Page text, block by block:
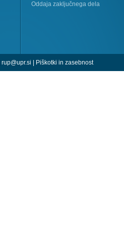
Oddaja zaključnega dela
rup@upr.si | Piškotki in zasebnost